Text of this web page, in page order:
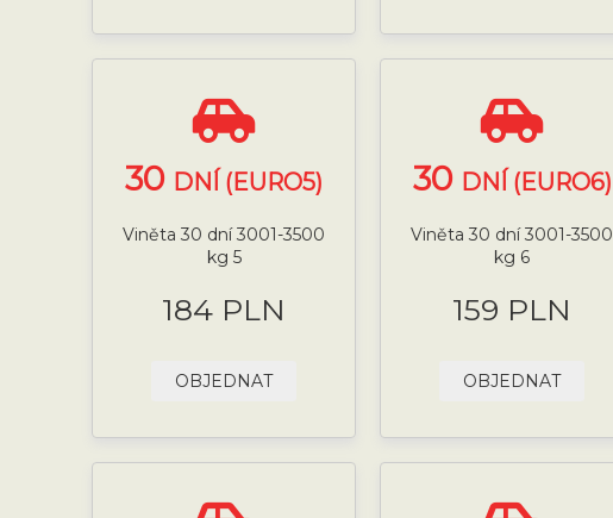
30 DNÍ (EURO5)
Viněta 30 dní 3001-3500
kg 5
184 PLN
OBJEDNAT
30 DNÍ (EURO6)
Viněta 30 dní 3001-3500
kg 6
159 PLN
OBJEDNAT